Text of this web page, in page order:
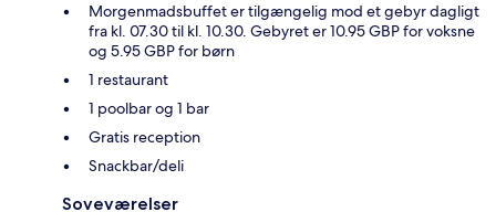
Morgenmadsbuffet er tilgængelig mod et gebyr dagligt
fra kl. 07.30 til kl. 10.30. Gebyret er 10.95 GBP for voksne
og 5.95 GBP for børn
1 restaurant
1 poolbar og 1 bar
Gratis reception
Snackbar/deli
Soveværelser